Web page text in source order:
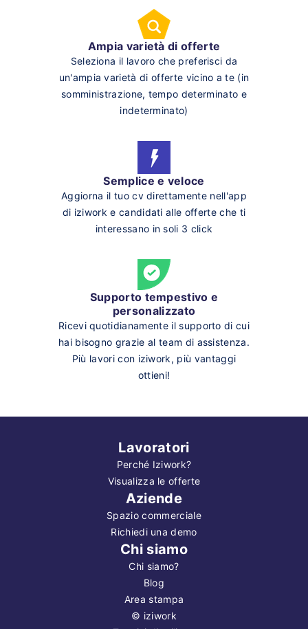
Ampia varietà di offerte
Seleziona il lavoro che preferisci da
un'ampia varietà di offerte vicino a te (in
somministrazione, tempo determinato e
indeterminato)
Semplice e veloce
Aggiorna il tuo cv direttamente nell'app
di iziwork e candidati alle offerte che ti
interessano in soli 3 click
Supporto tempestivo e
personalizzato
Ricevi quotidianamente il supporto di cui
hai bisogno grazie al team di assistenza.
Più lavori con iziwork, più vantaggi
ottieni!
Lavoratori
Perché Iziwork?
Visualizza le offerte
Aziende
Spazio commerciale
Richiedi una demo
Chi siamo
Chi siamo?
Blog
Area stampa
© iziwork